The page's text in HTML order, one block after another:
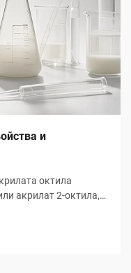
и
октила
акрилат 2-октила,
цепь,